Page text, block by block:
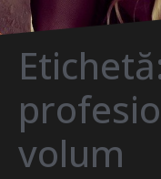
volum